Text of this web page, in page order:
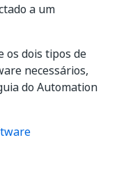
a um
os dois tipos de
necessários,
do Automation